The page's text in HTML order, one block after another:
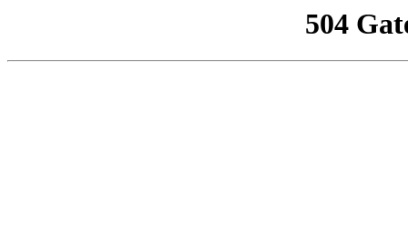
504